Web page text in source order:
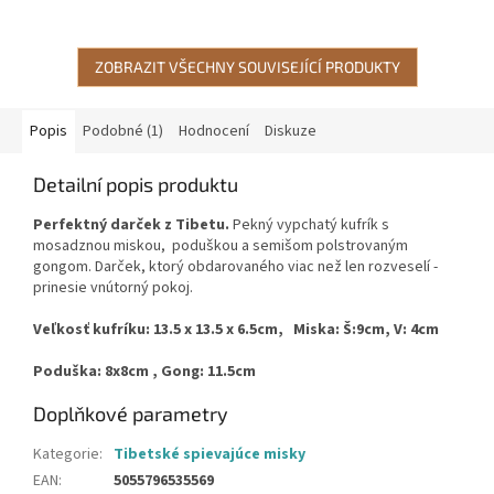
ZOBRAZIT VŠECHNY SOUVISEJÍCÍ PRODUKTY
Popis Podobné (1) Hodnocení Diskuze
Detailní popis produktu
Perfektný darček z Tibetu. Pekný vypchatý kufrík s
mosadznou miskou, poduškou a semišom polstrovaným
gongom. Darček, ktorý obdarovaného viac než len rozveselí -
prinesie vnútorný pokoj.
Veľkosť kufríku: 13.5 x 13.5 x 6.5cm, Miska: Š:9cm, V: 4cm
Poduška: 8x8cm , Gong: 11.5cm
Doplňkové parametry
Kategorie: Tibetské spievajúce misky
EAN: 5055796535569